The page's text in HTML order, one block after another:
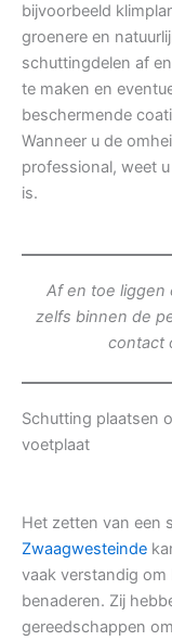
bijvoorbeeld
groenere en
schuttingdelen af
te maken en
beschermende
Wanneer u de
professional, weet
is.
Af en toe liggen
zelfs binnen de
contact
Schutting plaatsen
voetplaat
Het zetten van een
Zwaagwesteinde
vaak verstandig
benaderen. Zij
gereedschappen